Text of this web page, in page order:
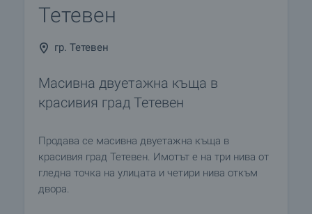
Тетевен
гр. Тетевен
Mасивна двуетажна къща в
красивия град Тетевен
Продава се масивна двуетажна къща в
красивия град Тетевен. Имотът е на три нива от
гледна точка на улицата и четири нива откъм
двора.